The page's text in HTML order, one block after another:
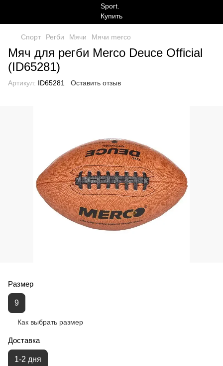
Спорт Регби Мячи Мячи merco
Мяч для регби Merco Deuce Official
(ID65281)
Артикул: ID65281 Оставить отзыв
Размер
9
Как выбрать размер
Доставка
1-2 дня